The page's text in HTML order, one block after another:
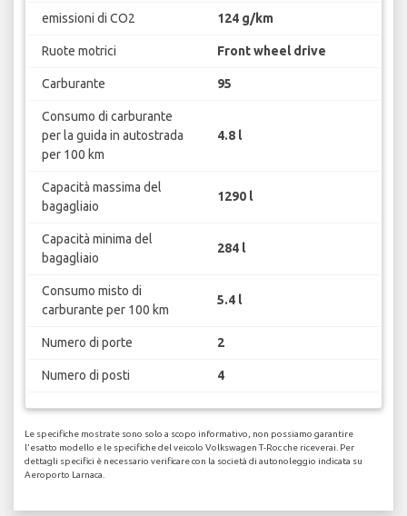
emissioni di CO2 124 g/km
Ruote motrici Front wheel drive
Carburante 95
Consumo di carburante
per la guida in autostrada
per 100 km
4.8 l
Capacità massima del
bagagliaio
1290 l
Capacità minima del
bagagliaio
284 l
Consumo misto di
carburante per 100 km
5.4 l
Numero di porte 2
Numero di posti 4
Le specifiche mostrate sono solo a scopo informativo, non possiamo garantire
l'esatto modello e le specifiche del veicolo Volkswagen T-Roc che riceverai. Per
dettagli specifici è necessario verificare con la società di autonoleggio indicata su
Aeroporto Larnaca.